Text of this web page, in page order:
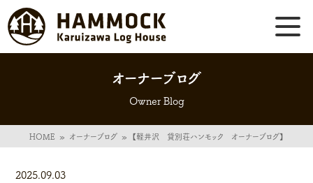
オーナーブログ
Owner Blog
HOME» オーナーブログ» 【軽井沢 貸別荘ハンモック オーナーブログ】
2025.09.03